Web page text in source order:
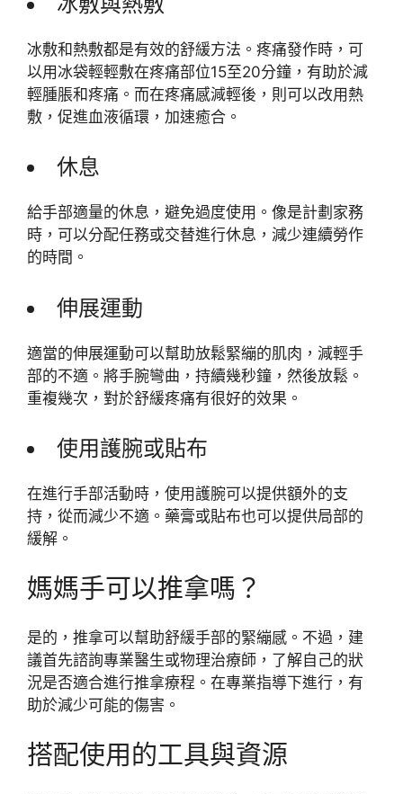
冰敷和熱敷都是有效的舒緩方法。疼痛發作時，可
以用冰袋輕輕敷在疼痛部位15至20分鐘，有助於減
輕腫脹和疼痛。而在疼痛感減輕後，則可以改用熱
敷，促進血液循環，加速癒合。
休息
給手部適量的休息，避免過度使用。像是計劃家務
時，可以分配任務或交替進行休息，減少連續勞作
的時間。
伸展運動
適當的伸展運動可以幫助放鬆緊繃的肌肉，減輕手
部的不適。將手腕彎曲，持續幾秒鐘，然後放鬆。
重複幾次，對於舒緩疼痛有很好的效果。
使用護腕或貼布
在進行手部活動時，使用護腕可以提供額外的支
持，從而減少不適。藥膏或貼布也可以提供局部的
緩解。
媽媽手可以推拿嗎？
是的，推拿可以幫助舒緩手部的緊繃感。不過，建
議首先諮詢專業醫生或物理治療師，了解自己的狀
況是否適合進行推拿療程。在專業指導下進行，有
助於減少可能的傷害。
搭配使用的工具與資源